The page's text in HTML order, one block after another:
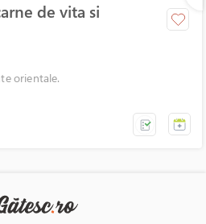
de vita si
orientale.